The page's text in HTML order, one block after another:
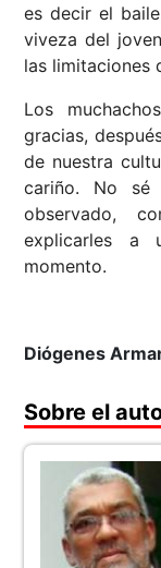
es decir el
viveza del
las limitaciones
Los
gracias,
de nuestra
cariño. No sé
observado,
explicarles a
momento.
Diógenes
Sobre el